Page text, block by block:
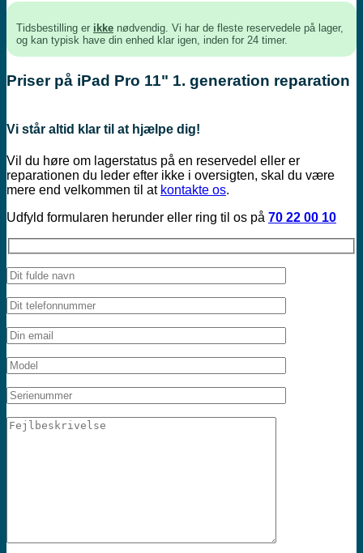
Tidsbestilling er ikke nødvendig. Vi har de fleste reservedele på lager,
og kan typisk have din enhed klar igen, inden for 24 timer.
Priser på iPad Pro 11" 1. generation reparation
Vi står altid klar til at hjælpe dig!
Vil du høre om lagerstatus på en reservedel eller er
reparationen du leder efter ikke i oversigten, skal du være
mere end velkommen til at kontakte os.
Udfyld formularen herunder eller ring til os på 70 22 00 10